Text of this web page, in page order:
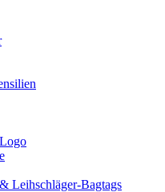
Leihschläger-Bagtags